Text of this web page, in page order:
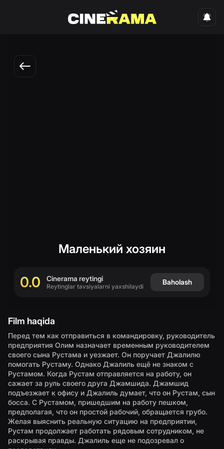
Маленький хозяин
0.0 Cinerama reytingi
Reytinglar tavsiyalarni yaxshilaydi
Baholash
Film haqida
Перед тем как отправиться в командировку, руководитель
предприятия Олим назначает временным руководителем
своего сына Рустама и уезжает. Он поручает Джалилю
помогать Рустаму. Однако Джалиль ещё не знаком с
Рустамом. Когда Рустам отправляется на работу, он
сажает за руль своего друга Джамшида. Джамшид
подъезжает к офису и Джалиль думает, что он Рустам, сын
босса. С Рустамом, пришедшим на работу пешком,
предполагая, что он простой рабочий, обращается грубо.
Желая выяснить реальную ситуацию на предприятии,
Рустам продолжает работать рядовым сотрудником, не
раскрывая правды. Джалиль еще не подозревал о